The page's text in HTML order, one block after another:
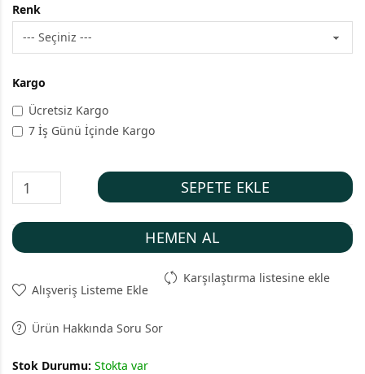
Renk
Kargo
Ücretsiz Kargo
7 İş Günü İçinde Kargo
SEPETE EKLE
HEMEN AL
Alışveriş Listeme Ekle
Karşılaştırma listesine ekle
Ürün Hakkında Soru Sor
Stok Durumu: Stokta var